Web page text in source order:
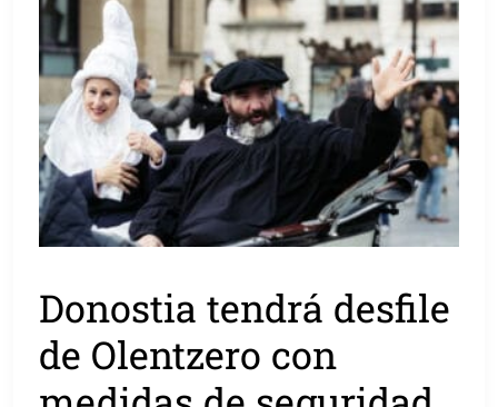
Donostia tendrá desfile
de Olentzero con